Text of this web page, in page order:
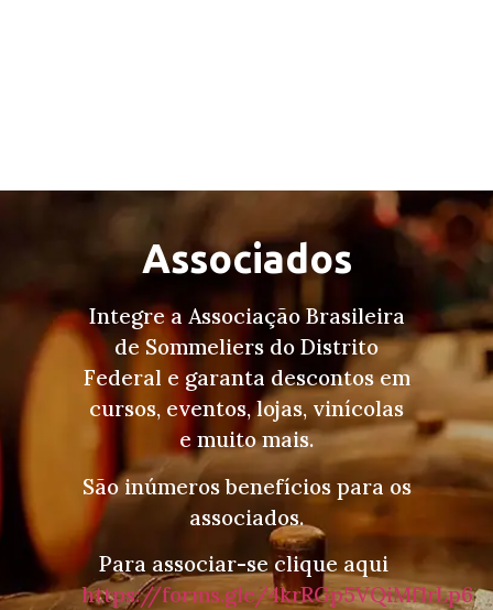
Associados
Integre a Associação Brasileira
de Sommeliers do Distrito
Federal e garanta descontos em
cursos, eventos, lojas, vinícolas
e muito mais.
São inúmeros benefícios para os
associados.
Para associar-se clique aqui
https://forms.gle/4krRGp5VQiMf1rLp6